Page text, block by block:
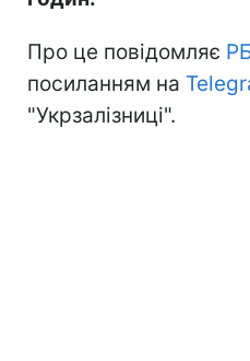
Про це повідомляє
посиланням на
"Укрзалізниці".